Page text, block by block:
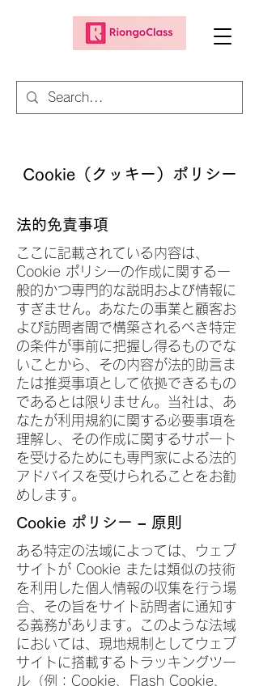
Cookie（クッキー）ポリシー
法的免責事項
ここに記載されている内容は、
Cookie ポリシーの作成に関する一
般的かつ専門的な説明および情報に
すぎません。あなたの事業と顧客お
よび訪問者間で構築されるべき特定
の条件が事前に把握し得るものでな
いことから、その内容が法的助言ま
たは推奨事項として依拠できるもの
であるとは限りません。当社は、あ
なたが利用規約に関する必要事項を
理解し、その作成に関するサポート
を受けるためにも専門家による法的
アドバイスを受けられることをお勧
めします。
Cookie ポリシー – 原則
ある特定の法域によっては、ウェブ
サイトが Cookie または類似の技術
を利用した個人情報の収集を行う場
合、その旨をサイト訪問者に通知す
る義務があります。このような法域
においては、現地規制としてウェブ
サイトに搭載するトラッキングツー
ル（例：Cookie、Flash Cookie、